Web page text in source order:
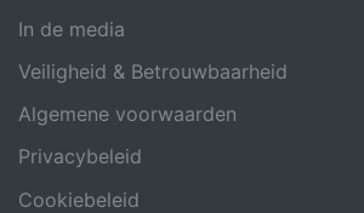
In de media
Veiligheid & Betrouwbaarheid
Algemene voorwaarden
Privacybeleid
Cookiebeleid